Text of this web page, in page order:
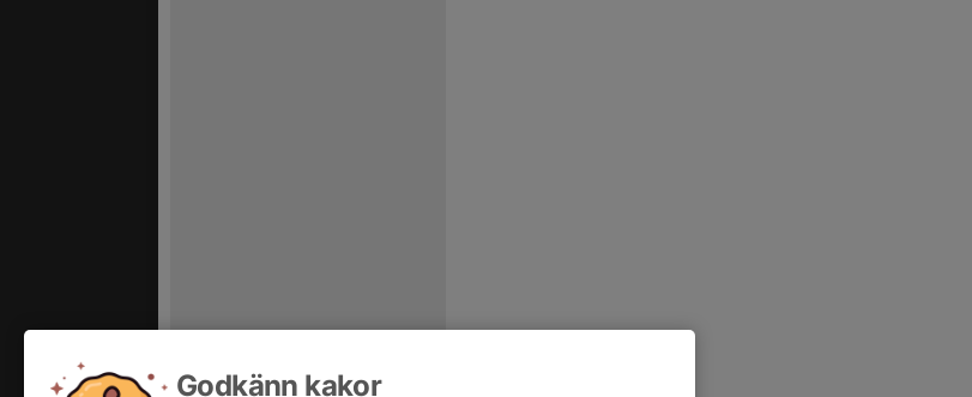
Godkänn kakor